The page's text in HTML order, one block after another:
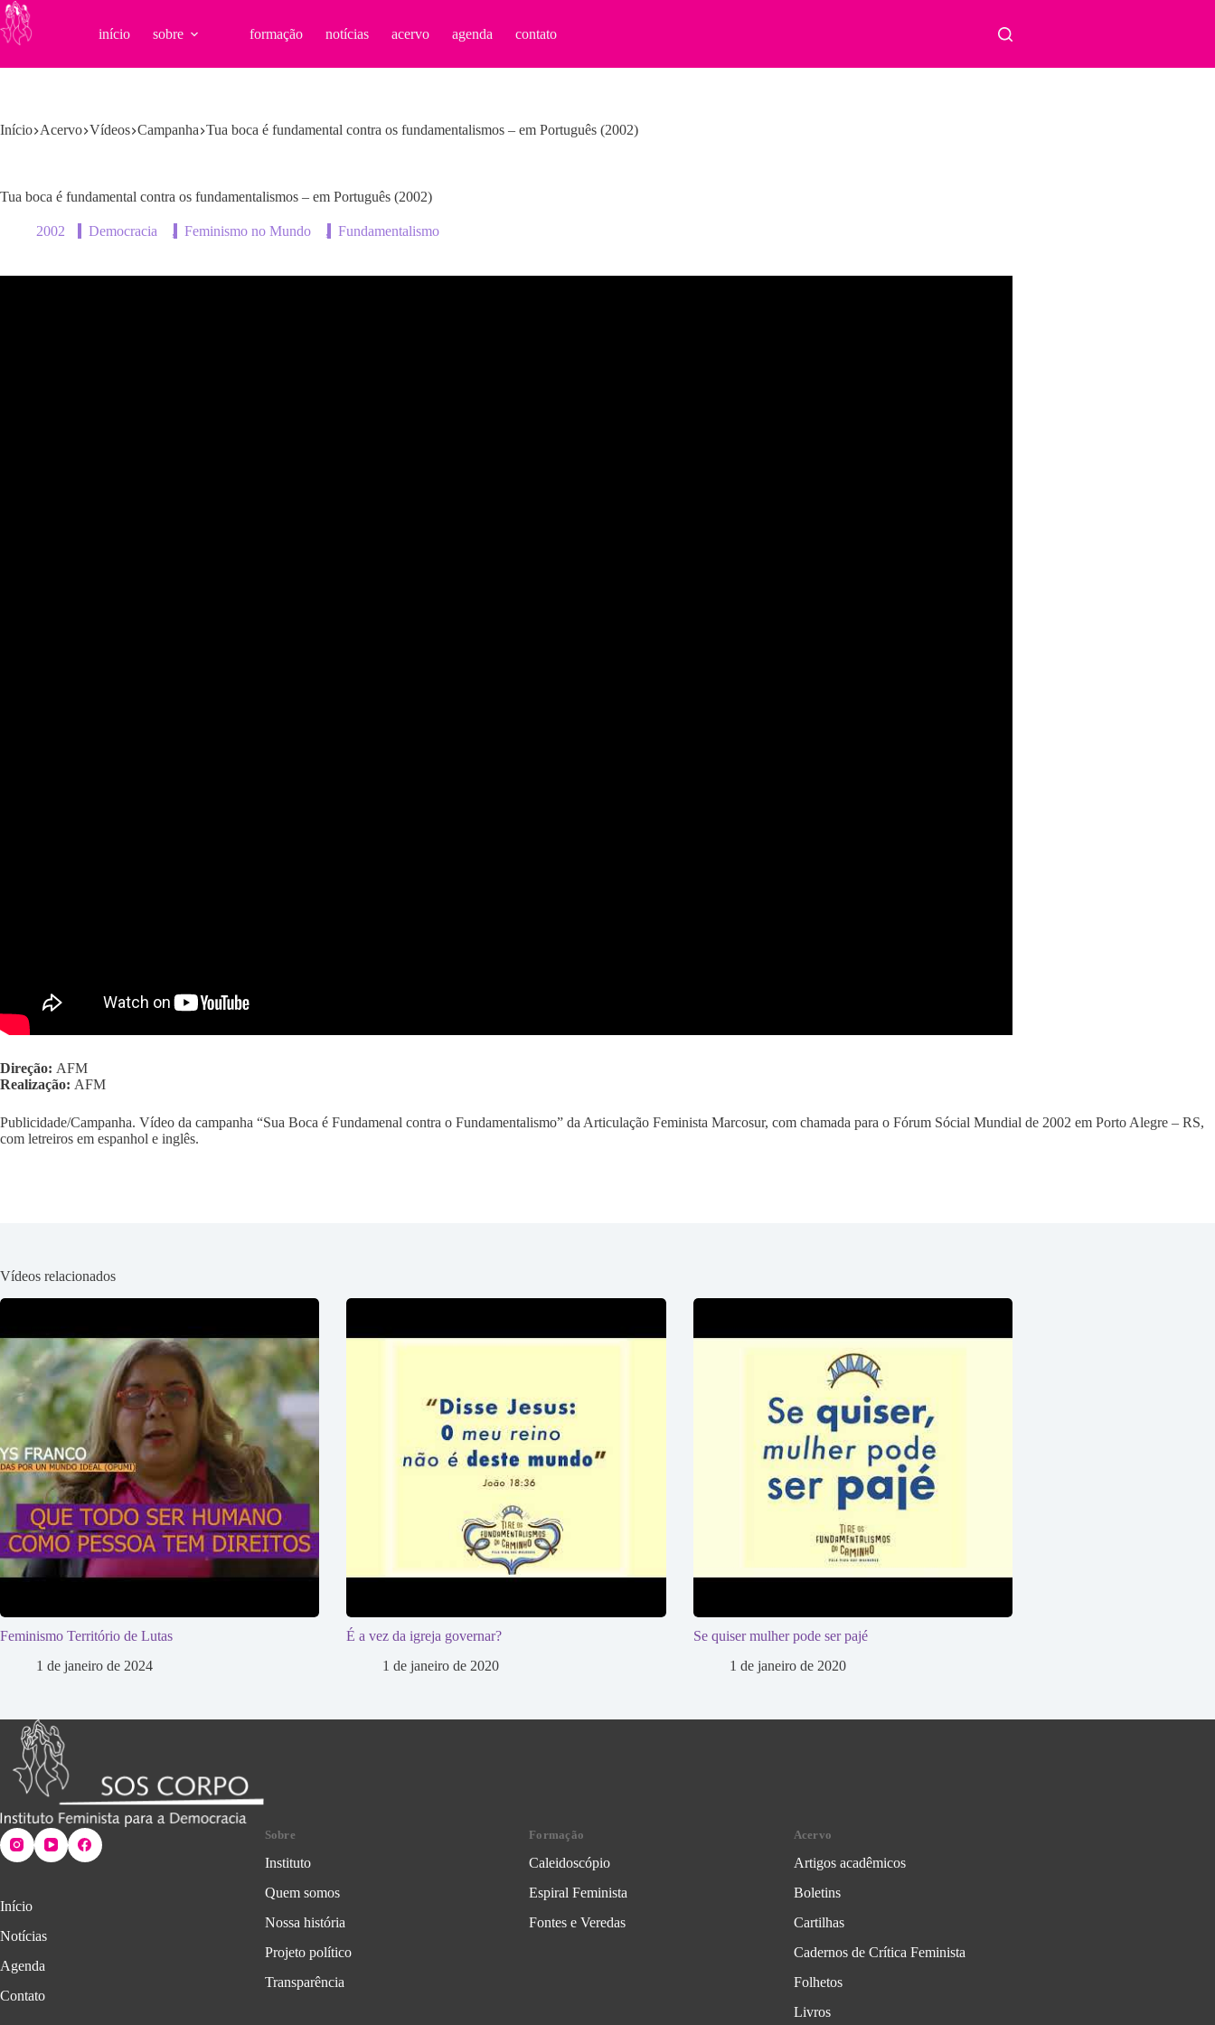
Pular
para
o
início sobre formação notícias acervo agenda contato
Início Acervo Vídeos Campanha Tua boca é fundamental contra os fundamentalismos – em Português (2002)
Tua boca é fundamental contra os fundamentalismos – em Português (2002)
2002 Democracia , Feminismo no Mundo , Fundamentalismo
Direção: AFM
Realização: AFM
Publicidade/Campanha. Vídeo da campanha “Sua Boca é Fundamenal contra o Fundamentalismo” da Articulação Feminista Marcosur, com chamada para o Fórum Sócial Mundial de 2002 em Porto Alegre – RS,
com letreiros em espanhol e inglês.
Vídeos relacionados
Feminismo Território de Lutas
1 de janeiro de 2024
É a vez da igreja governar?
1 de janeiro de 2020
Se quiser mulher pode ser pajé
1 de janeiro de 2020
Início
Notícias
Agenda
Contato
Sobre
Instituto
Quem somos
Nossa história
Projeto político
Transparência
Formação
Caleidoscópio
Espiral Feminista
Fontes e Veredas
Acervo
Artigos acadêmicos
Boletins
Cartilhas
Cadernos de Crítica Feminista
Folhetos
Livros